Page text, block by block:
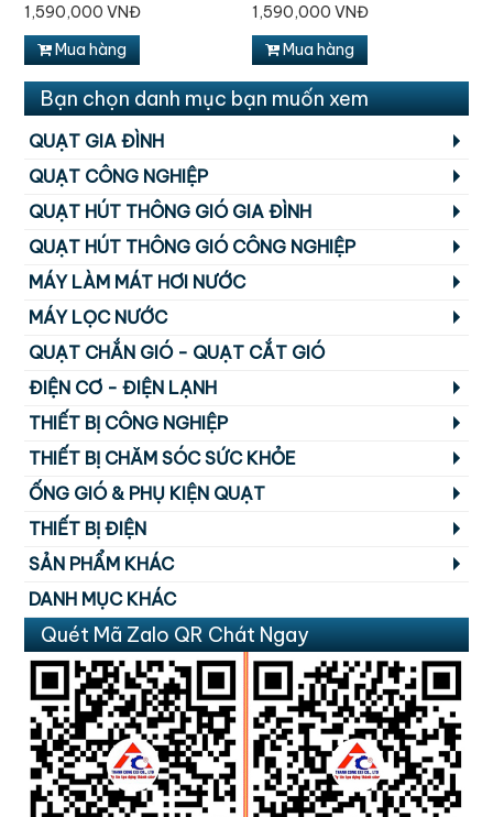
1,590,000 VNĐ
Mua hàng
1,590,000 VNĐ
Mua hàng
Bạn chọn danh mục bạn muốn xem
QUẠT GIA ĐÌNH
QUẠT CÔNG NGHIỆP
QUẠT HÚT THÔNG GIÓ GIA ĐÌNH
QUẠT HÚT THÔNG GIÓ CÔNG NGHIỆP
MÁY LÀM MÁT HƠI NƯỚC
MÁY LỌC NƯỚC
QUẠT CHẮN GIÓ - QUẠT CẮT GIÓ
ĐIỆN CƠ - ĐIỆN LẠNH
THIẾT BỊ CÔNG NGHIỆP
THIẾT BỊ CHĂM SÓC SỨC KHỎE
ỐNG GIÓ & PHỤ KIỆN QUẠT
THIẾT BỊ ĐIỆN
SẢN PHẨM KHÁC
DANH MỤC KHÁC
Quét Mã Zalo QR Chát Ngay